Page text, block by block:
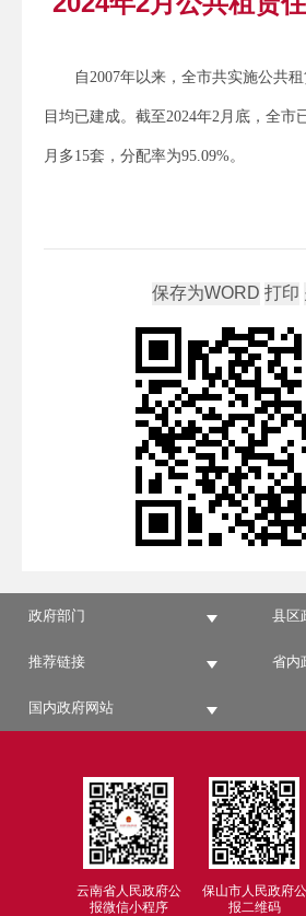
自2007年以来，全市共实施公共
目均已建成。截至2024年2月底，全市
月多15套，分配率为95.09%。
政府部门 县区
推荐链接 省内
国内政府网站
云南省人民政府公
报微信小程序
保山市人民政府公
报二维码